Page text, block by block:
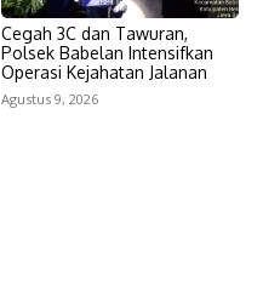
Cegah 3C dan Tawuran,
Polsek Babelan Intensifkan
Operasi Kejahatan Jalanan
Agustus 9, 2026